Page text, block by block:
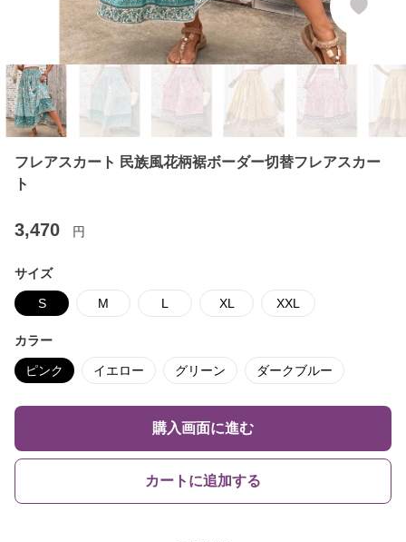
フレアスカート 民族風花柄裾ボーダー切替フレアスカー
ト
3,470 円
サイズ
S M L XL XXL
カラー
ピンク イエロー グリーン ダークブルー
購入画面に進む
カートに追加する